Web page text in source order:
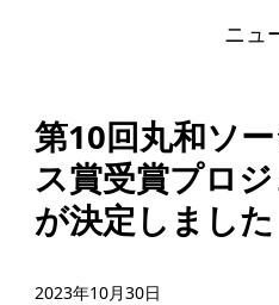
丸和育志会とは
理事長あいさつ
丸和育志会の目指す未
学生のみなさんへ
ニュ
第10回丸和ソ
ス賞受賞プロジ
が決定しました
2023年10月30日